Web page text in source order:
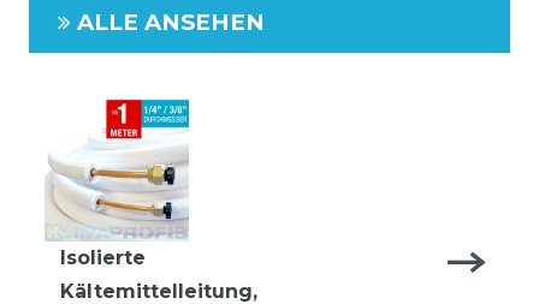
ALLE ANSEHEN
Isolierte
Kältemittelleitung,